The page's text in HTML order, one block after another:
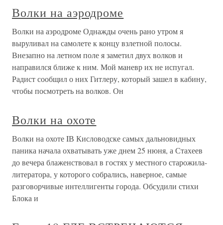
Волки на аэродроме
Волки на аэродроме Однажды очень рано утром я
выруливал на самолете к концу взлетной полосы.
Внезапно на летном поле я заметил двух волков и
направился ближе к ним. Мой маневр их не испугал.
Радист сообщил о них Гитлеру, который зашел в кабину,
чтобы посмотреть на волков. Он
Волки на охоте
Волки на охоте IВ Кисловодске самых дальновидных
паника начала охватывать уже днем 25 нюня, а Стахеев
до вечера блаженствовал в гостях у местного старожила-
литератора, у которого собрались, наверное, самые
разговорчивые интеллигенты города. Обсудили стихи
Блока и